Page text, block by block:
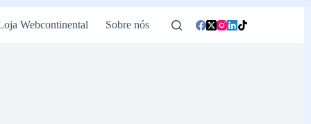
Webcontinental Sobre nós